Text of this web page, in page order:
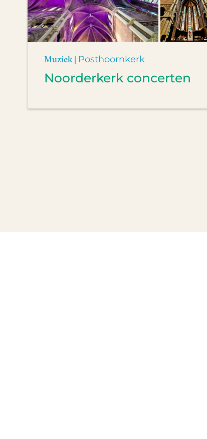
Muziek | Posthoornkerk
Noorderkerk concerten